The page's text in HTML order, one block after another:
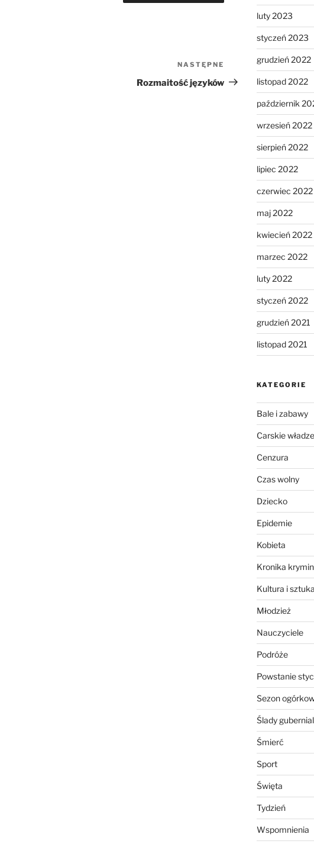
Następny
wpis
NASTĘPNE
Rozmaitość języków
luty 2023
styczeń 2023
grudzień 2022
listopad 2022
październik
wrzesień 2022
sierpień 2022
lipiec 2022
czerwiec 2022
maj 2022
kwiecień 2022
marzec 2022
luty 2022
styczeń 2022
grudzień 2021
listopad 2021
KATEGORIE
Bale i zabawy
Carskie władze
Cenzura
Czas wolny
Dziecko
Epidemie
Kobieta
Kronika
Kultura i
Młodzież
Nauczyciele
Podróże
Powstanie
Sezon
Ślady
Śmierć
Sport
Święta
Tydzień
Wspomnienia